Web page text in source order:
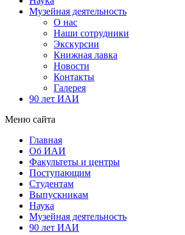
Музейная деятельность
О нас
Наши сотрудники
Экскурсии
Книжная лавка
Новости
Контакты
Галерея
90 лет ИАИ
Меню сайта
Главная
Об ИАИ
Факультеты и центры
Поступающим
Студентам
Выпускникам
Наука
Музейная деятельность
90 лет ИАИ